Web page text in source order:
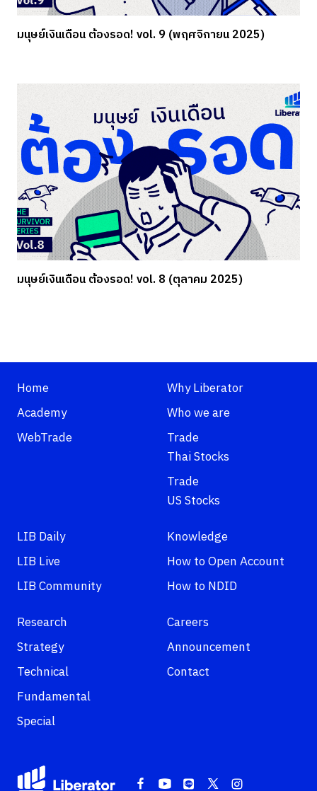
มนุษย์เงินเดือน ต้องรอด! vol. 9 (พฤศจิกายน 2025)
มนุษย์เงินเดือน ต้องรอด! vol. 8 (ตุลาคม 2025)
Home
Academy
WebTrade
Why Liberator
Who we are
Trade
Thai Stocks
Trade
US Stocks
LIB Daily
LIB Live
LIB Community
Knowledge
How to Open Account
How to NDID
Research
Strategy
Technical
Fundamental
Special
Careers
Announcement
Contact